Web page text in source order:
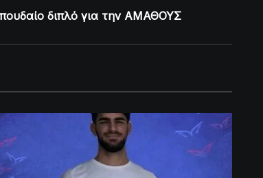
διπλό για την ΑΜΑΘΟΥΣ